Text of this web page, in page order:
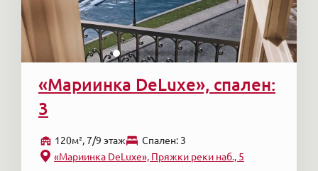
«Мариинка DeLuxe», спален:
3
120м², 7/9 этаж
Cпален: 3
«Мариинка DeLuxe», Пряжки реки наб., 5